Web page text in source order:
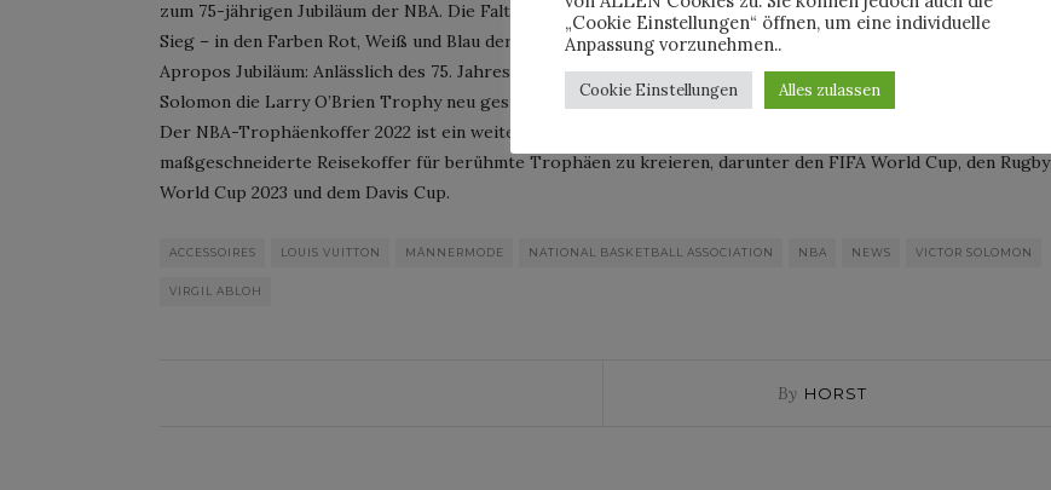
zum 75-jährigen Jubiläum der NBA. Die Falttüren des „Kofferraums“ sind mit einem handgemalten V – für den
Sieg – in den Farben Rot, Weiß und Blau der NBA verziert.
Apropos Jubiläum: Anlässlich des 75. Jahrestages der NBA hat Tiffany & Co. in Zusammenarbeit mit Victor
Solomon die Larry O’Brien Trophy neu gestaltet.
Der NBA-Trophäenkoffer 2022 ist ein weiterer Teil der langen Geschichte von Louis Vuitton,
maßgeschneiderte Reisekoffer für berühmte Trophäen zu kreieren, darunter den FIFA World Cup, den Rugby
World Cup 2023 und dem Davis Cup.
ACCESSOIRES LOUIS VUITTON MÄNNERMODE NATIONAL BASKETBALL ASSOCIATION NBA NEWS VICTOR SOLOMON
VIRGIL ABLOH
By HORST
„Cookie Einstellungen“ öffnen, um eine individuelle
Anpassung vorzunehmen..
Cookie Einstellungen Alles zulassen